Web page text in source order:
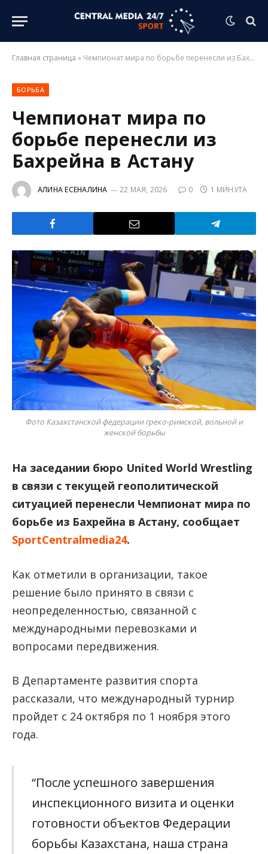
Главная страница » Чемпионат мира по борьбе перенесли из Бахрейна в Астану
БОРЬБА
Чемпионат мира по
борьбе перенесли из
Бахрейна в Астану
АЛИНА ЕСЕНАЛИНА 22 МАЯ, 2026 0 1 МИНУТА
Фото Казахстанской федерации греко-римской, вольной и
женской борьбы
На заседании бюро United World Wrestling
в связи с текущей геополитической
ситуацией перенесли Чемпионат мира по
борьбе из Бахрейна в Астану, сообщает
SportCentralmedia24.
Как отметили в организации, такое
решение было принято в связи с
неопределенностью, связанной с
международными перевозками и
вопросами передвижения.
В Департаменте развития спорта
рассказали, что международный турнир
пройдет с 24 октября по 1 ноября этого
года.
“После успешного завершения
инспекционного визита и оценки
готовности объектов Федерации
борьбы Казахстана, наша страна